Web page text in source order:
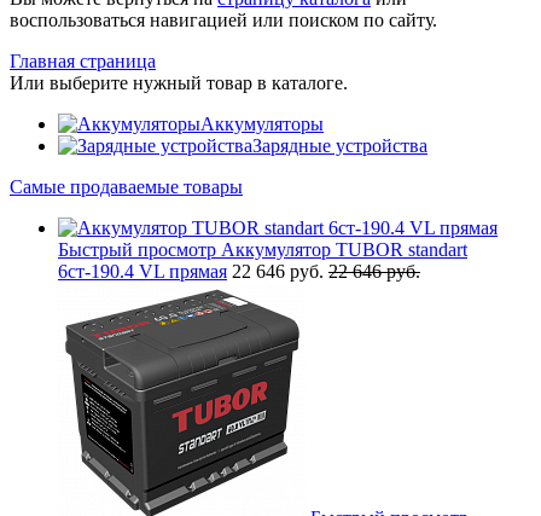
воспользоваться навигацией или поиском по сайту.
Главная страница
Или выберите нужный товар в каталоге.
Аккумуляторы
Зарядные устройства
Самые продаваемые товары
Быстрый просмотр Аккумулятор TUBOR standart
6ст-190.4 VL прямая 22 646 руб. 22 646 руб.